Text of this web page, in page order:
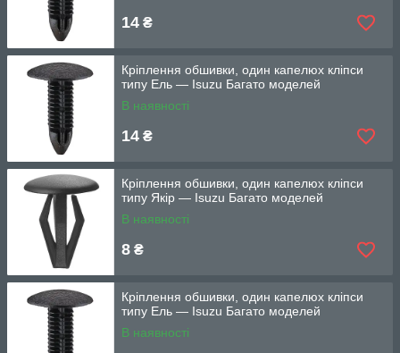
14 ₴
Кріплення обшивки, один капелюх кліпси
типу Ель — Isuzu Багато моделей
В наявності
14 ₴
Кріплення обшивки, один капелюх кліпси
типу Якір — Isuzu Багато моделей
В наявності
8 ₴
Кріплення обшивки, один капелюх кліпси
типу Ель — Isuzu Багато моделей
В наявності